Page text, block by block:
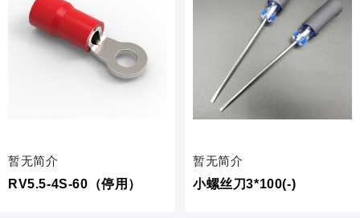
暂无简介
RV5.5-4S-60（停用）
暂无简介
小螺丝刀3*100(-)